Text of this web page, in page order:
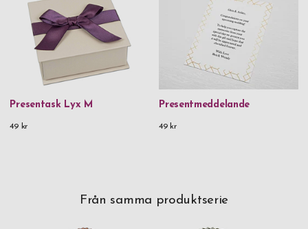
Presentask Lyx M
49 kr
Presentmeddelande
49 kr
Från samma produktserie